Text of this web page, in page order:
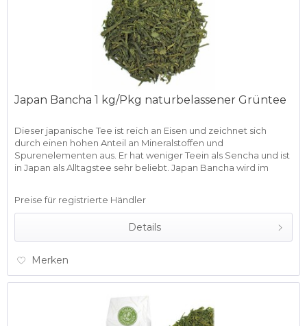
Japan Bancha 1 kg/Pkg naturbelassener Grüntee
Dieser japanische Tee ist reich an Eisen und zeichnet sich
durch einen hohen Anteil an Mineralstoffen und
Spurenelementen aus. Er hat weniger Teein als Sencha und ist
in Japan als Alltagstee sehr beliebt. Japan Bancha wird im
Preise für registrierte Händler
Details
Merken